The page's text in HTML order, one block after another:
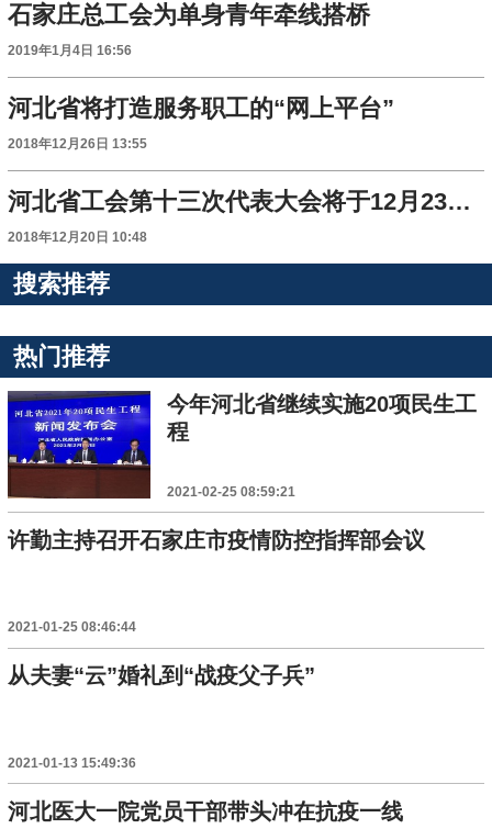
石家庄总工会为单身青年牵线搭桥
2019年1月4日 16:56
河北省将打造服务职工的“网上平台”
2018年12月26日 13:55
河北省工会第十三次代表大会将于12月23日开幕
2018年12月20日 10:48
搜索推荐
热门推荐
今年河北省继续实施20项民生工
程
2021-02-25 08:59:21
许勤主持召开石家庄市疫情防控指挥部会议
2021-01-25 08:46:44
从夫妻“云”婚礼到“战疫父子兵”
2021-01-13 15:49:36
河北医大一院党员干部带头冲在抗疫一线